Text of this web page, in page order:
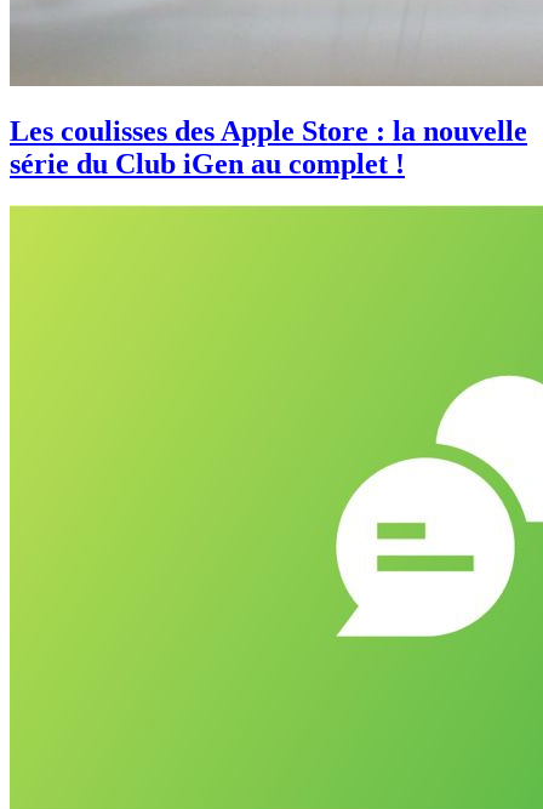
Les coulisses des Apple Store : la nouvelle
série du Club iGen au complet !